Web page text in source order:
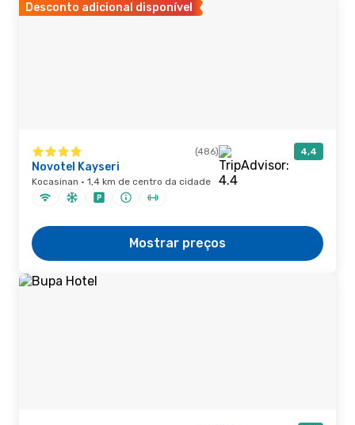
Desconto adicional disponível
(486) 4,4
Novotel Kayseri
Kocasinan · 1,4 km de centro da cidade
Mostrar preços